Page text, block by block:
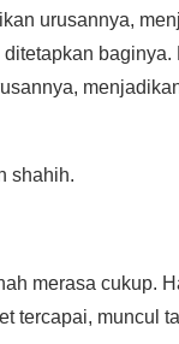
urusannya,
baginya.
shahih.
merasa cukup.
tercapai, muncul